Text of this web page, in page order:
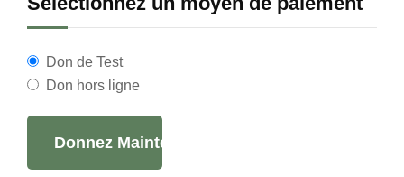
Don de Test
Don hors ligne